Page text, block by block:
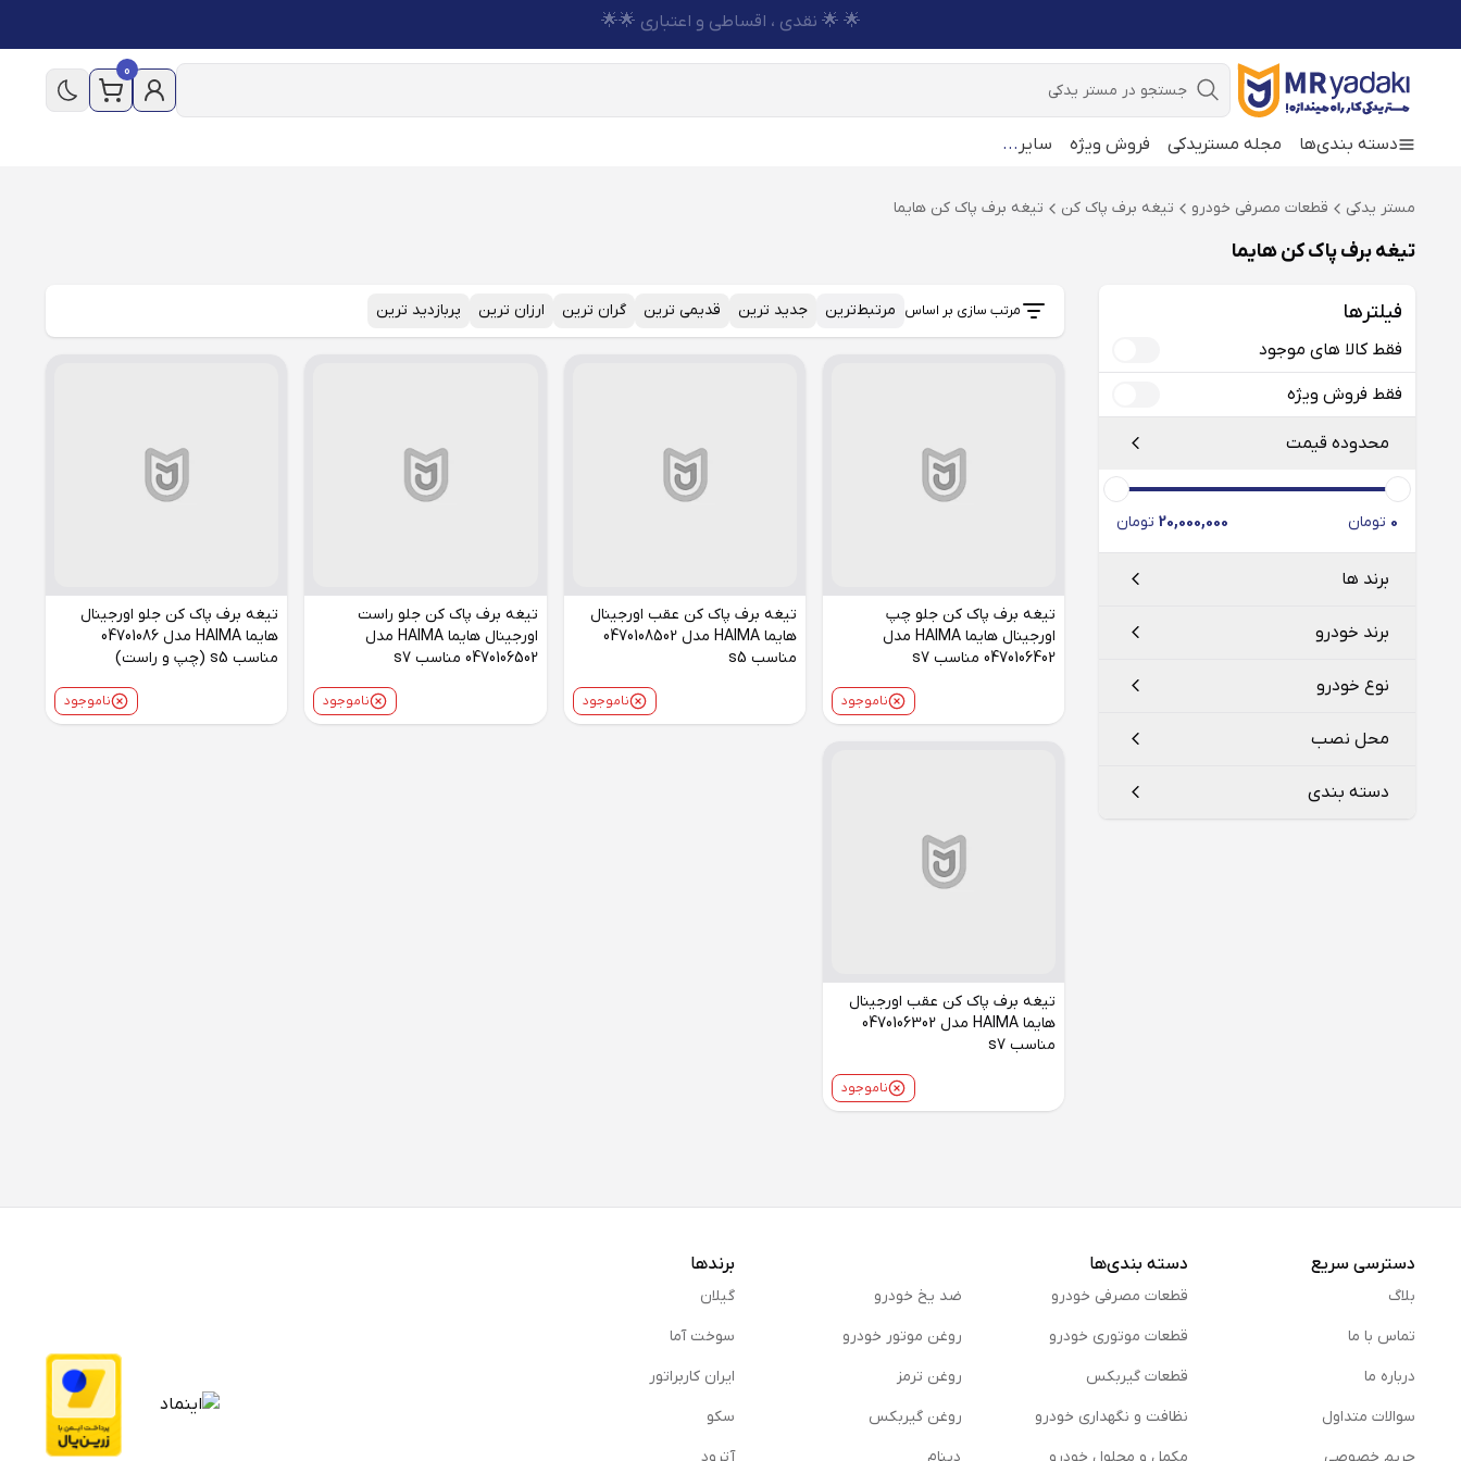
🌟 🌟 نقدی ، اقساطی و اعتباری 🌟🌟
جستجو
0
دسته بندی‌ها مجله مستریدکی فروش ویژه سایر ...
مستر یدکی قطعات مصرفی خودرو تیغه برف پاک کن تیغه برف پاک کن هایما
تیغه برف پاک کن هایما
فیلترها
فقط کالا های موجود
فقط فروش ویژه
محدوده قیمت
0 تومان 20,000,000 تومان
برند ها
هایما Haima
برند خودرو
هایما
نوع خودرو
محل نصب
دسته بندی
مرتب سازی بر اساس مرتبط‌ترین جدید ترین قدیمی ترین گران ترین ارزان ترین پربازدید ترین
تیغه برف پاک کن جلو چپ
اورجینال هایما HAIMA مدل
0470106402 مناسب s7
ناموجود
تیغه برف پاک کن عقب اورجینال
هایما HAIMA مدل 0470108502
مناسب s5
ناموجود
تیغه برف پاک کن جلو راست
اورجینال هایما HAIMA مدل
0470106502 مناسب s7
ناموجود
تیغه برف پاک کن جلو اورجینال
هایما HAIMA مدل 04701086
مناسب s5‌ (چپ و راست)
ناموجود
تیغه برف پاک کن عقب اورجینال
هایما HAIMA مدل 0470106302
مناسب s7
ناموجود
دسترسی سریع
بلاگ
تماس با ما
درباره ما
سوالات متداول
دسته بندی‌ها
قطعات مصرفی خودرو
قطعات موتوری خودرو
قطعات گیربکس
نظافت و نگهداری خودرو
ضد یخ خودرو
روغن موتور خودرو
روغن ترمز
روغن گیربكس
برندها
گیلان
سوخت آما
ایران کاربراتور
سکو